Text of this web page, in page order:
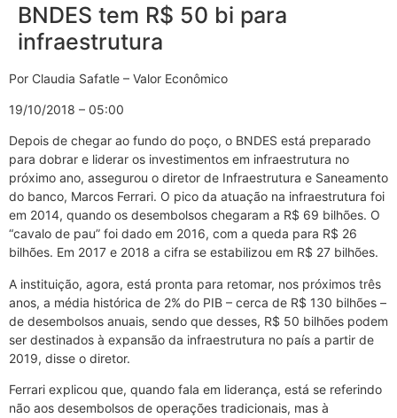
BNDES tem R$ 50 bi para
infraestrutura
Por Claudia Safatle – Valor Econômico
19/10/2018 – 05:00
Depois de chegar ao fundo do poço, o BNDES está preparado
para dobrar e liderar os investimentos em infraestrutura no
próximo ano, assegurou o diretor de Infraestrutura e Saneamento
do banco, Marcos Ferrari. O pico da atuação na infraestrutura foi
em 2014, quando os desembolsos chegaram a R$ 69 bilhões. O
“cavalo de pau” foi dado em 2016, com a queda para R$ 26
bilhões. Em 2017 e 2018 a cifra se estabilizou em R$ 27 bilhões.
A instituição, agora, está pronta para retomar, nos próximos três
anos, a média histórica de 2% do PIB – cerca de R$ 130 bilhões –
de desembolsos anuais, sendo que desses, R$ 50 bilhões podem
ser destinados à expansão da infraestrutura no país a partir de
2019, disse o diretor.
Ferrari explicou que, quando fala em liderança, está se referindo
não aos desembolsos de operações tradicionais, mas à